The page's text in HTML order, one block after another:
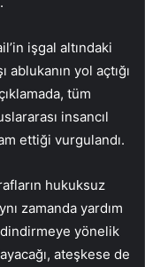
işgal altındaki
ablukanın yol açtığı
tüm
insancıl
ettiği vurgulandı.
hukuksuz
zamanda yardım
dindirmeye yönelik
ateşkese de